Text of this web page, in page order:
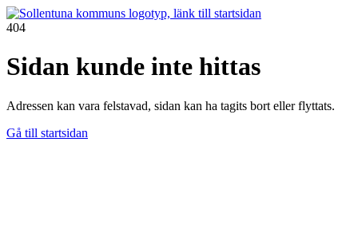
404
Sidan kunde inte hittas
Adressen kan vara felstavad, sidan kan ha tagits bort eller flyttats.
Gå till startsidan